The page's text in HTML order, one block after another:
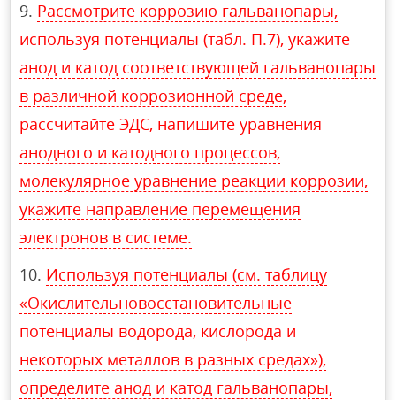
Рассмотрите коррозию гальванопары,
используя потенциалы (табл. П.7), укажите
анод и катод соответствующей гальванопары
в различной коррозионной среде,
рассчитайте ЭДС, напишите уравнения
анодного и катодного процессов,
молекулярное уравнение реакции коррозии,
укажите направление перемещения
электронов в системе.
Используя потенциалы (см. таблицу
«Окислительновосстановительные
потенциалы водорода, кислорода и
некоторых металлов в разных средах»),
определите анод и катод гальванопары,